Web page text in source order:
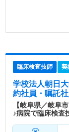
臨床検査技師 契
学校法人朝日
約社員・嘱託
【岐阜県／岐阜
♪病院で臨床検査